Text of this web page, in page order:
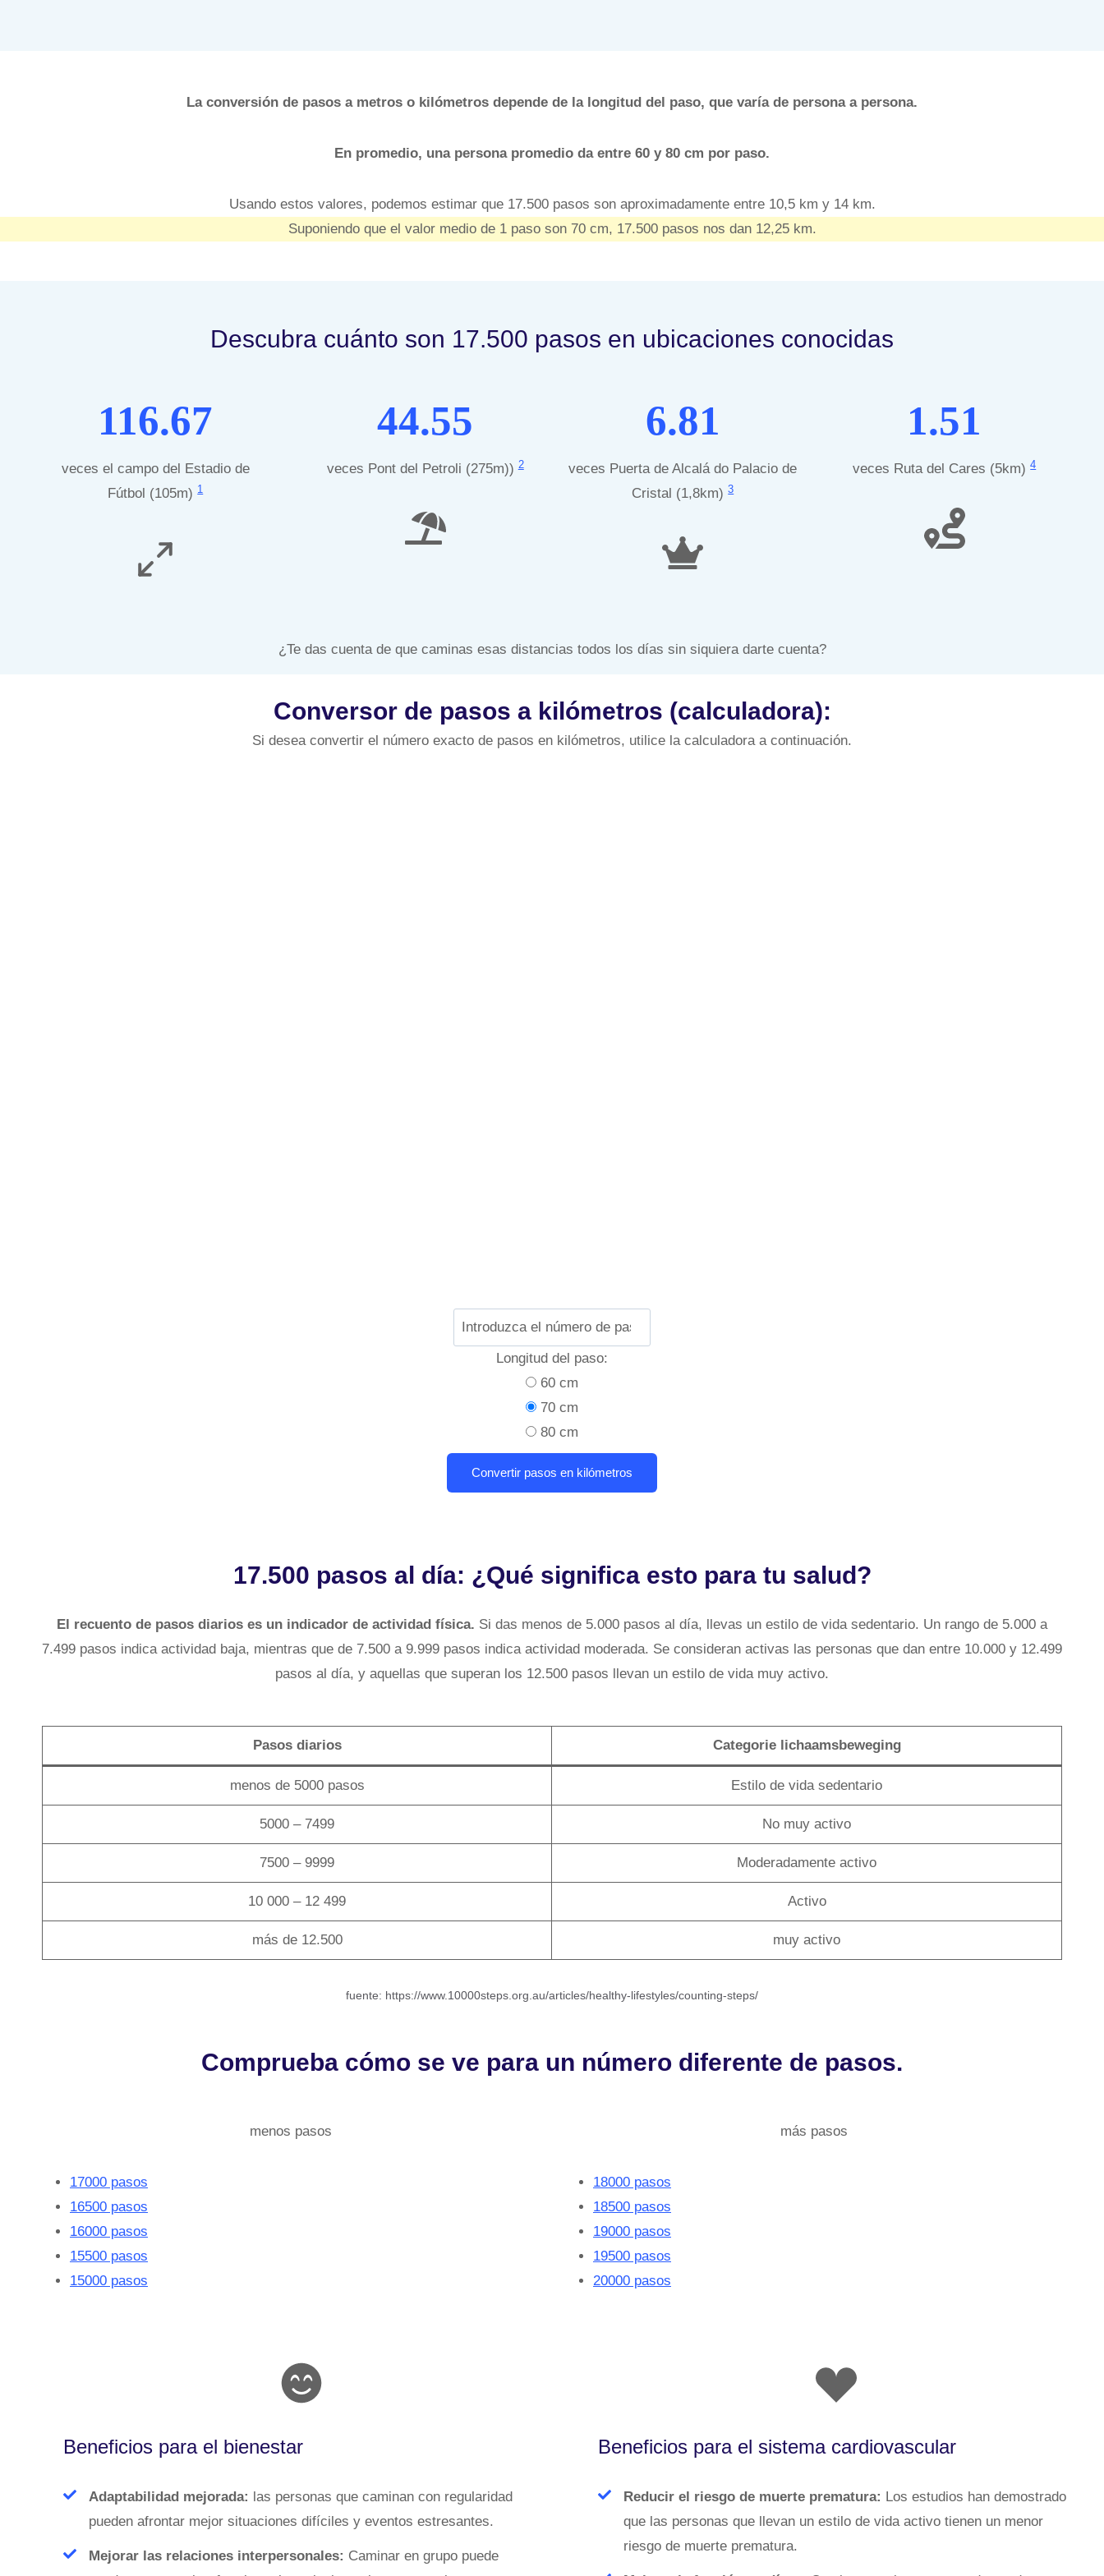
La conversión de pasos a metros o kilómetros depende de la longitud del paso, que varía de persona a persona.
En promedio, una persona promedio da entre 60 y 80 cm por paso.
Usando estos valores, podemos estimar que 17.500 pasos son aproximadamente entre 10,5 km y 14 km.
Suponiendo que el valor medio de 1 paso son 70 cm, 17.500 pasos nos dan 12,25 km.
Descubra cuánto son 17.500 pasos en ubicaciones conocidas
116.67
veces el campo del Estadio de
Fútbol (105m)1
44.55
veces Pont del Petroli (275m))2
6.81
veces Puerta de Alcalá do Palacio de
Cristal (1,8km)3
1.51
veces Ruta del Cares (5km)4
¿Te das cuenta de que caminas esas distancias todos los días sin siquiera darte cuenta?
Conversor de pasos a kilómetros (calculadora):
Si desea convertir el número exacto de pasos en kilómetros, utilice la calculadora a continuación.
Longitud del paso:
60 cm
70 cm
80 cm
17.500 pasos al día: ¿Qué significa esto para tu salud?
El recuento de pasos diarios es un indicador de actividad física. Si das menos de 5.000 pasos al día, llevas un estilo de vida sedentario. Un rango de 5.000 a
7.499 pasos indica actividad baja, mientras que de 7.500 a 9.999 pasos indica actividad moderada. Se consideran activas las personas que dan entre 10.000 y 12.499
pasos al día, y aquellas que superan los 12.500 pasos llevan un estilo de vida muy activo.
Pasos diarios Categorie lichaamsbeweging
menos de 5000 pasos Estilo de vida sedentario
5000 – 7499 No muy activo
7500 – 9999 Moderadamente activo
10 000 – 12 499 Activo
más de 12.500 muy activo
fuente: https://www.10000steps.org.au/articles/healthy-lifestyles/counting-steps/
Comprueba cómo se ve para un número diferente de pasos.
menos pasos
17000 pasos
16500 pasos
16000 pasos
15500 pasos
15000 pasos
más pasos
18000 pasos
18500 pasos
19000 pasos
19500 pasos
20000 pasos
Beneficios para el bienestar
Adaptabilidad mejorada: las personas que caminan con regularidad
pueden afrontar mejor situaciones difíciles y eventos estresantes.
Mejorar las relaciones interpersonales: Caminar en grupo puede
Beneficios para el sistema cardiovascular
Reducir el riesgo de muerte prematura: Los estudios han demostrado
que las personas que llevan un estilo de vida activo tienen un menor
riesgo de muerte prematura.